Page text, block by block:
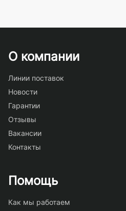
О компании
Линии поставок
Новости
Гарантии
Отзывы
Вакансии
Контакты
Помощь
Как мы работаем